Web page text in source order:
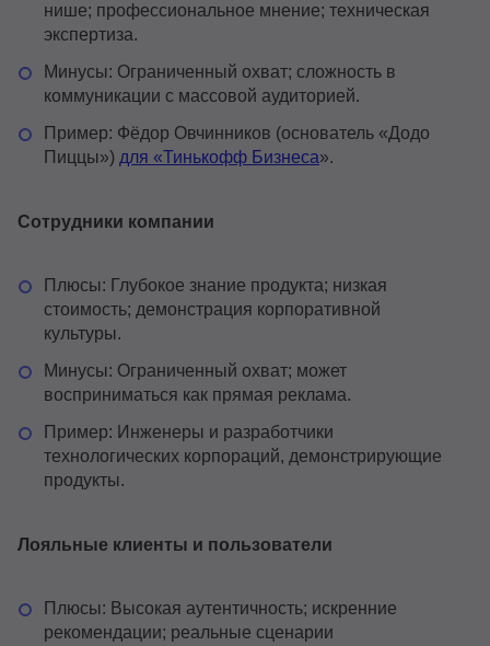
нише; профессиональное мнение; техническая
экспертиза.
Минусы: Ограниченный охват; сложность в
коммуникации с массовой аудиторией.
Пример: Фёдор Овчинников (основатель «Додо
Пиццы») для «Тинькофф Бизнеса».
Сотрудники компании
Плюсы: Глубокое знание продукта; низкая
стоимость; демонстрация корпоративной
культуры.
Минусы: Ограниченный охват; может
восприниматься как прямая реклама.
Пример: Инженеры и разработчики
технологических корпораций, демонстрирующие
продукты.
Лояльные клиенты и пользователи
Плюсы: Высокая аутентичность; искренние
рекомендации; реальные сценарии